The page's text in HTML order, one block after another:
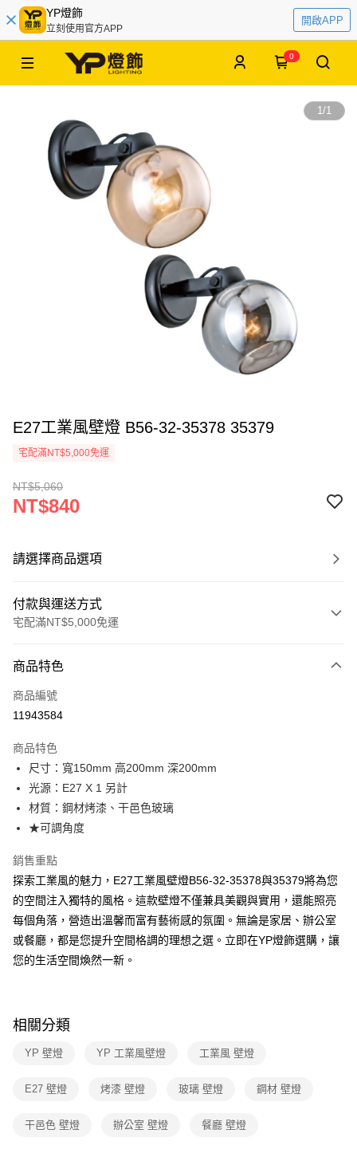
YP燈飾
立刻使用官方APP
開啟APP
0
1/1
E27工業風壁燈 B56-32-35378 35379
宅配滿NT$5,000免運
NT$5,060
NT$840
請選擇商品選項
付款與運送方式
宅配滿NT$5,000免運
信用卡一次付款
LINE Pay
街口支付
悠遊付
Google Pay
全盈+PAY
AFTEE先享後付
相關說明
【關於「AFTEE先享後付」】
AFTEE先享後付是「在收到商品之後才付款」的支付方式。 讓您購物簡單
便利好安心！
１．簡單：不需註冊會員、不需綁卡、不需儲值。
【「AFTEE先享後付」結帳流程】
１．於結帳方式選擇「AFTEE先享後付」後，將跳轉至「AFTEE先享後付」
結帳頁面，進行簡訊認證並確認金額後，即可完成結帳。
ATM／網路銀行／等多元方式進行付款，方視為交易完成。
購買商品的店家。未經商家同意取消之訂單仍視為有效，需透過AFTEE先享
每筆NT$180，滿NT$5,000(含以上)免運費
商品特色
商品編號
11943584
商品特色
尺寸：寬150mm 高200mm 深200mm
光源：E27 X 1 另計
材質：鋼材烤漆、干邑色玻璃
★可調角度
銷售重點
探索工業風的魅力，E27工業風壁燈B56-32-35378與35379將為您
的空間注入獨特的風格。這款壁燈不僅兼具美觀與實用，還能照亮
每個角落，營造出溫馨而富有藝術感的氛圍。無論是家居、辦公室
或餐廳，都是您提升空間格調的理想之選。立即在YP燈飾選購，讓
您的生活空間煥然一新。
相關分類
YP 壁燈 YP 工業風壁燈 工業風 壁燈
E27 壁燈 烤漆 壁燈 玻璃 壁燈 鋼材 壁燈
干邑色 壁燈 辦公室 壁燈 餐廳 壁燈